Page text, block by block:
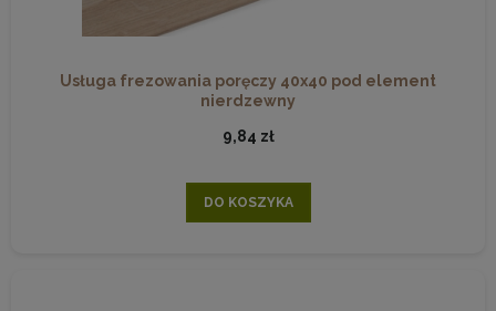
Usługa frezowania poręczy 40x40 pod element
nierdzewny
9,84 zł
DO KOSZYKA